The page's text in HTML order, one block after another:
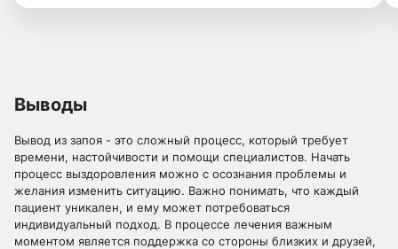
Выводы
Вывод из запоя - это сложный процесс, который требует
времени, настойчивости и помощи специалистов. Начать
процесс выздоровления можно с осознания проблемы и
желания изменить ситуацию. Важно понимать, что каждый
пациент уникален, и ему может потребоваться
индивидуальный подход. В процессе лечения важным
моментом является поддержка со стороны близких и друзей,